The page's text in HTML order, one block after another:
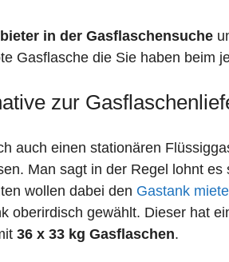
in der Gasflaschensuche
Gasflasche die Sie haben beim
zur
auch einen stationären
Man sagt in der Regel lohnt
wollen dabei den Gastank
oberirdisch gewählt. Dieser hat
36 x 33 kg Gasflaschen.